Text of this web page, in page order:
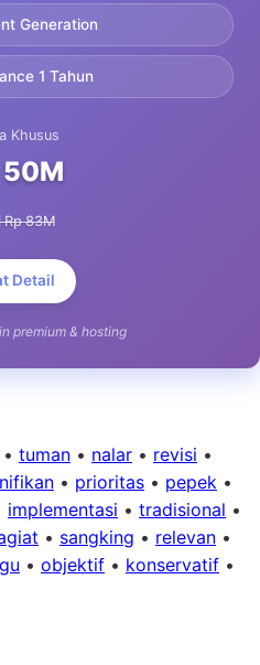
Generation
1 Tahun
Khusus
50M
Rp 83M
Detail
premium & hosting
• tuman • nalar • revisi •
• prioritas • pepek •
implementasi • tradisional •
• sangking • relevan •
• objektif • konservatif •